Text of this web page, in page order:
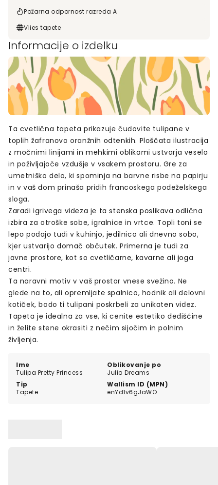
Požarna odpornost razreda A
Vlies tapete
Informacije o izdelku
Ime
Tulipa Pretty Princess
Oblikovanje po
Julia Dreams
Tip
Tapete
Wallism ID (MPN)
enYd1v6gJaWO
Ta cvetlična tapeta prikazuje čudovite tulipane v
toplih žafranovo oranžnih odtenkih. Ploščata ilustracija
z močnimi linijami in mehkimi oblikami ustvarja veselo
in poživljajoče vzdušje v vsakem prostoru. Gre za
umetniško delo, ki spominja na barvne risbe na papirju
in v vaš dom prinaša pridih francoskega podeželskega
sloga.
Zaradi igrivega videza je ta stenska poslikava odlična
izbira za otroške sobe, igralnice in vrtce. Topli toni se
lepo podajo tudi v kuhinjo, jedilnico ali dnevno sobo,
kjer ustvarijo domač občutek. Primerna je tudi za
javne prostore, kot so cvetličarne, kavarne ali joga
centri.
Ta naravni motiv v vaš prostor vnese svežino. Ne
glede na to, ali opremljate spalnico, hodnik ali delovni
kotiček, bodo ti tulipani poskrbeli za unikaten videz.
Tapeta je idealna za vse, ki cenite estetiko dediščine
in želite stene okrasiti z nečim sijočim in polnim
življenja.